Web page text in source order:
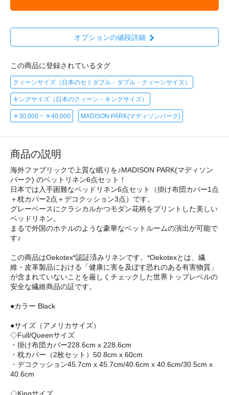
オプションの値段詳細
この商品に登録されているタグ
クィーンサイズ（日本のセミダブル・ダブル・クィーンサイズ）
キングサイズ（日本のクィーン・キングサイズ）
￥30,000 ~ ￥40,000 MADISON PARK(マディソンパーク)
商品の説明
海外ファブリックで上質な眠りを♪MADISON PARK(マディソン
パーク) のベットリネン6点セット！
日本では入手困難なベッドリネン6点セット（掛け布団カバー1点
＋枕カバー2点＋デコクッション3点）です。
グレーベースにクラシカルかつモダン花柄をプリントした美しい
ベッドリネン。
まるで外国のホテルのような豪華なベットルームの演出が可能で
す♪
この商品はOekotex*認証済みリネンです。*Oekotexとは、繊
維・皮革製品における「健康に害を及ぼす恐れのある有害物質」
が含まれていないことを厳しくチェックした世界トップレベルの
安全な繊維商品の証です。
●カラー Black
●サイズ（アメリカサイズ）
◇Full/Queenサイズ
・掛け布団カバー228.6cm x 228.6cm
・枕カバー（2枚セット）50.8cm x 60cm
・デコクッション45.7cm x 45.7cm/40.6cm x 40.6cm/30.5cm x
40.6cm